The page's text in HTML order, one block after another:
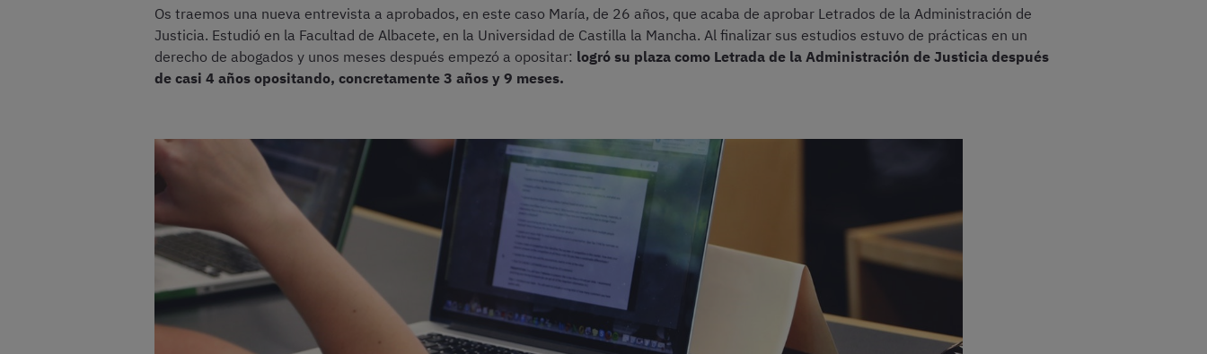
Os traemos una nueva entrevista a aprobados, en este caso María, de 26 años, que acaba de aprobar Letrados de la Administración de
Justicia. Estudió en la Facultad de Albacete, en la Universidad de Castilla la Mancha. Al finalizar sus estudios estuvo de prácticas en un
derecho de abogados y unos meses después empezó a opositar: logró su plaza como Letrada de la Administración de Justicia después
de casi 4 años opositando, concretamente 3 años y 9 meses.